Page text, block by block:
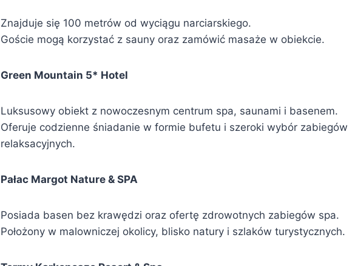
Znajduje się 100 metrów od wyciągu narciarskiego.
Goście mogą korzystać z sauny oraz zamówić masaże w obiekcie.
Green Mountain 5* Hotel
Luksusowy obiekt z nowoczesnym centrum spa, saunami i basenem.
Oferuje codzienne śniadanie w formie bufetu i szeroki wybór zabiegów
relaksacyjnych.
Pałac Margot Nature & SPA
Posiada basen bez krawędzi oraz ofertę zdrowotnych zabiegów spa.
Położony w malowniczej okolicy, blisko natury i szlaków turystycznych.